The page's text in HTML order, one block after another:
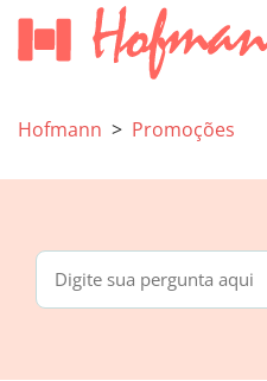
Hofmann Promoções